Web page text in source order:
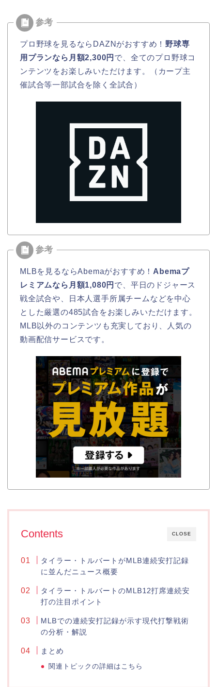
プロ野球を見るならDAZNがおすすめ！ 野球専
用プランなら月額2,300円 で、全てのプロ野球コ
ンテンツをお楽しみいただけます。（カープ主
催試合等一部試合を除く全試合）
MLBを見るならAbemaがおすすめ！ Abemaプ
レミアムなら月額1,080円 で、平日のドジャース
戦全試合や、日本人選手所属チームなどを中心
とした厳選の485試合をお楽しみいただけます。
MLB以外のコンテンツも充実しており、人気の
動画配信サービスです。
CLOSE
Contents
タイラー・トルバートがMLB連続安打記録
に並んだニュース概要
タイラー・トルバートのMLB12打席連続安
打の注目ポイント
MLBでの連続安打記録が示す現代打撃戦術
の分析・解説
まとめ
関連トピックの詳細はこちら